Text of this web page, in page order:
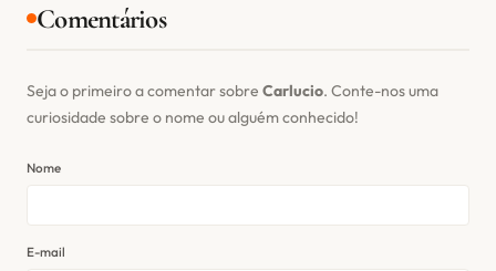
Comentários
Seja o primeiro a comentar sobre Carlucio. Conte-nos uma
curiosidade sobre o nome ou alguém conhecido!
Nome
E-mail